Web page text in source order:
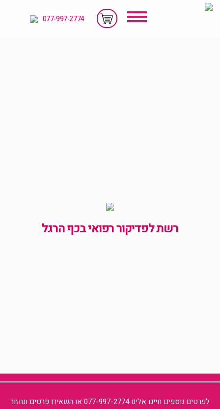
עגלה 077-997-2774
רשת לפדיקור רפואי בכף הרגל
לפרטים נוספים חייגו אלינו 077-997-2774 או השאירו פרטים ונחזור